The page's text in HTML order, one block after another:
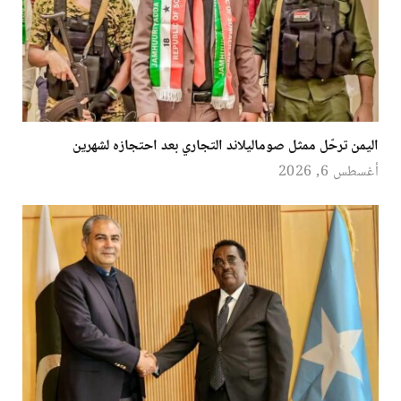
اليمن ترحّل ممثل صوماليلاند التجاري بعد احتجازه لشهرين
أغسطس 6, 2026